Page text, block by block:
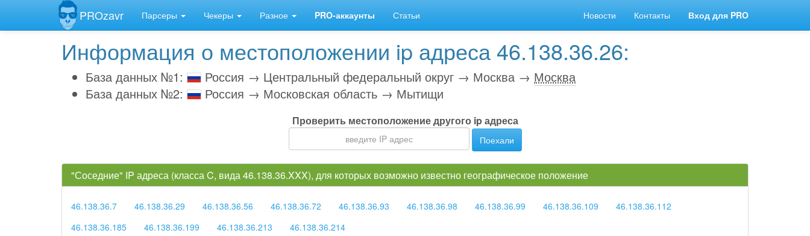
PROzavr Парсеры Чекеры Разное PRO-аккаунты Статьи Новости Контакты Вход для PRO
Информация о местоположении ip адреса 46.138.36.26:
База данных №1: Россия → Центральный федеральный округ → Москва → Москва
База данных №2:
Россия → Московская область → Мытищи
Проверить местоположение другого ip адреса
Поехали
"Соседние" IP адреса (класса C, вида 46.138.36.XXX), для которых возможно известно географическое положение
46.138.36.7 46.138.36.29 46.138.36.56 46.138.36.72 46.138.36.93 46.138.36.98 46.138.36.99 46.138.36.109
46.138.36.112
46.138.36.185
46.138.36.199 46.138.36.213 46.138.36.214